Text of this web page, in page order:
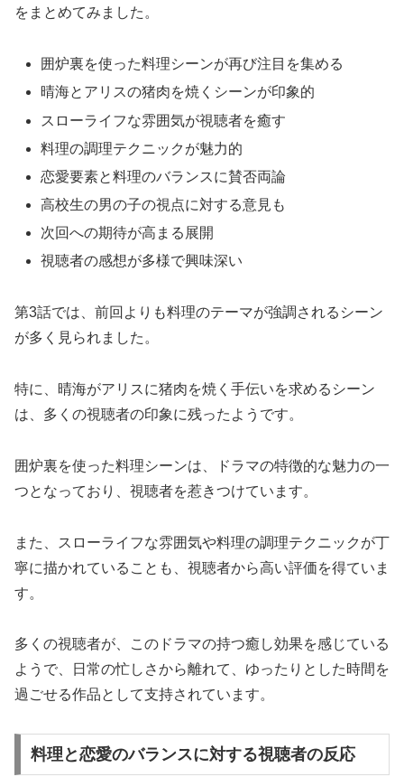
をまとめてみました。
囲炉裏を使った料理シーンが再び注目を集める
晴海とアリスの猪肉を焼くシーンが印象的
スローライフな雰囲気が視聴者を癒す
料理の調理テクニックが魅力的
恋愛要素と料理のバランスに賛否両論
高校生の男の子の視点に対する意見も
次回への期待が高まる展開
視聴者の感想が多様で興味深い
第3話では、前回よりも料理のテーマが強調されるシーン
が多く見られました。
特に、晴海がアリスに猪肉を焼く手伝いを求めるシーン
は、多くの視聴者の印象に残ったようです。
囲炉裏を使った料理シーンは、ドラマの特徴的な魅力の一
つとなっており、視聴者を惹きつけています。
また、スローライフな雰囲気や料理の調理テクニックが丁
寧に描かれていることも、視聴者から高い評価を得ていま
す。
多くの視聴者が、このドラマの持つ癒し効果を感じている
ようで、日常の忙しさから離れて、ゆったりとした時間を
過ごせる作品として支持されています。
料理と恋愛のバランスに対する視聴者の反応